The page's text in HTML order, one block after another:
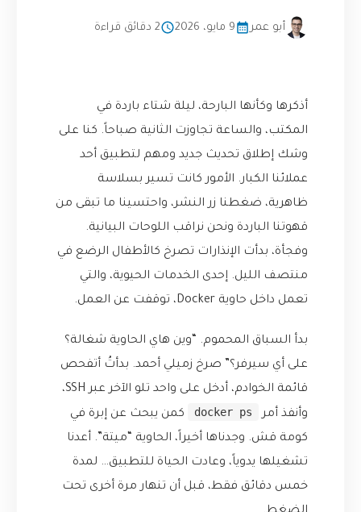
أبو عمر 9 مايو، 2026 2 دقائق قراءة
أذكرها وكأنها البارحة، ليلة شتاء باردة في
المكتب، والساعة تجاوزت الثانية صباحاً. كنا على
وشك إطلاق تحديث جديد ومهم لتطبيق أحد
عملائنا الكبار. الأمور كانت تسير بسلاسة
ظاهرية، ضغطنا زر النشر، واحتسينا ما تبقى من
قهوتنا الباردة ونحن نراقب اللوحات البيانية.
وفجأة، بدأت الإنذارات تصرخ كالأطفال الرضع في
منتصف الليل. إحدى الخدمات الحيوية، والتي
تعمل داخل حاوية Docker، توقفت عن العمل.
بدأ السباق المحموم. “وين هاي الحاوية شغالة؟
على أي سيرفر؟” صرخ زميلي أحمد. بدأتُ أتفحص
قائمة الخوادم، أدخل على واحد تلو الآخر عبر SSH،
وأنفذ أمر
docker ps
كمن يبحث عن إبرة في
كومة قش. وجدناها أخيراً، الحاوية “ميتة”. أعدنا
تشغيلها يدوياً، وعادت الحياة للتطبيق… لمدة
خمس دقائق فقط، قبل أن تنهار مرة أخرى تحت